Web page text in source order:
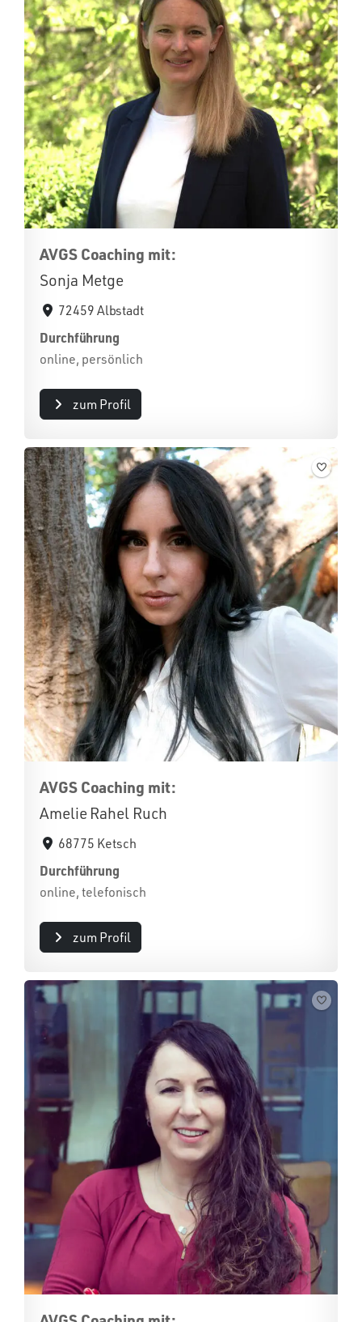
AVGS Coaching mit:
Sonja Metge
72459 Albstadt
Durchführung
online, persönlich
zum Profil
AVGS Coaching mit:
Amelie Rahel Ruch
68775 Ketsch
Durchführung
online, telefonisch
zum Profil